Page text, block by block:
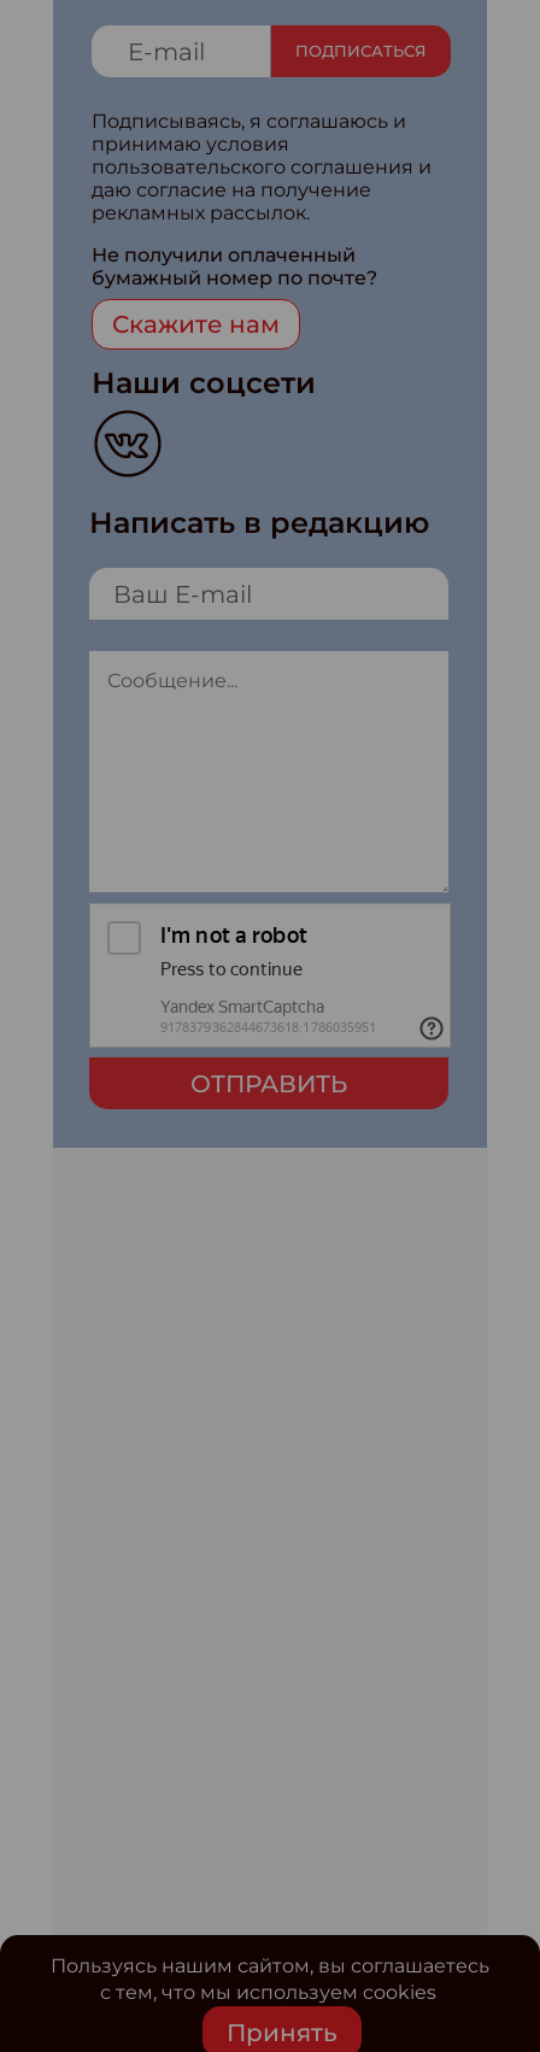
ПОДПИСАТЬСЯ
Подписываясь, я соглашаюсь и
принимаю условия
пользовательского соглашения и
даю согласие на получение
рекламных рассылок.
Не получили оплаченный
бумажный номер по почте?
Скажите нам
Наши соцсети
Написать в редакцию
ОТПРАВИТЬ
Пользуясь нашим сайтом, вы соглашаетесь
с тем, что мы используем cookies
Принять